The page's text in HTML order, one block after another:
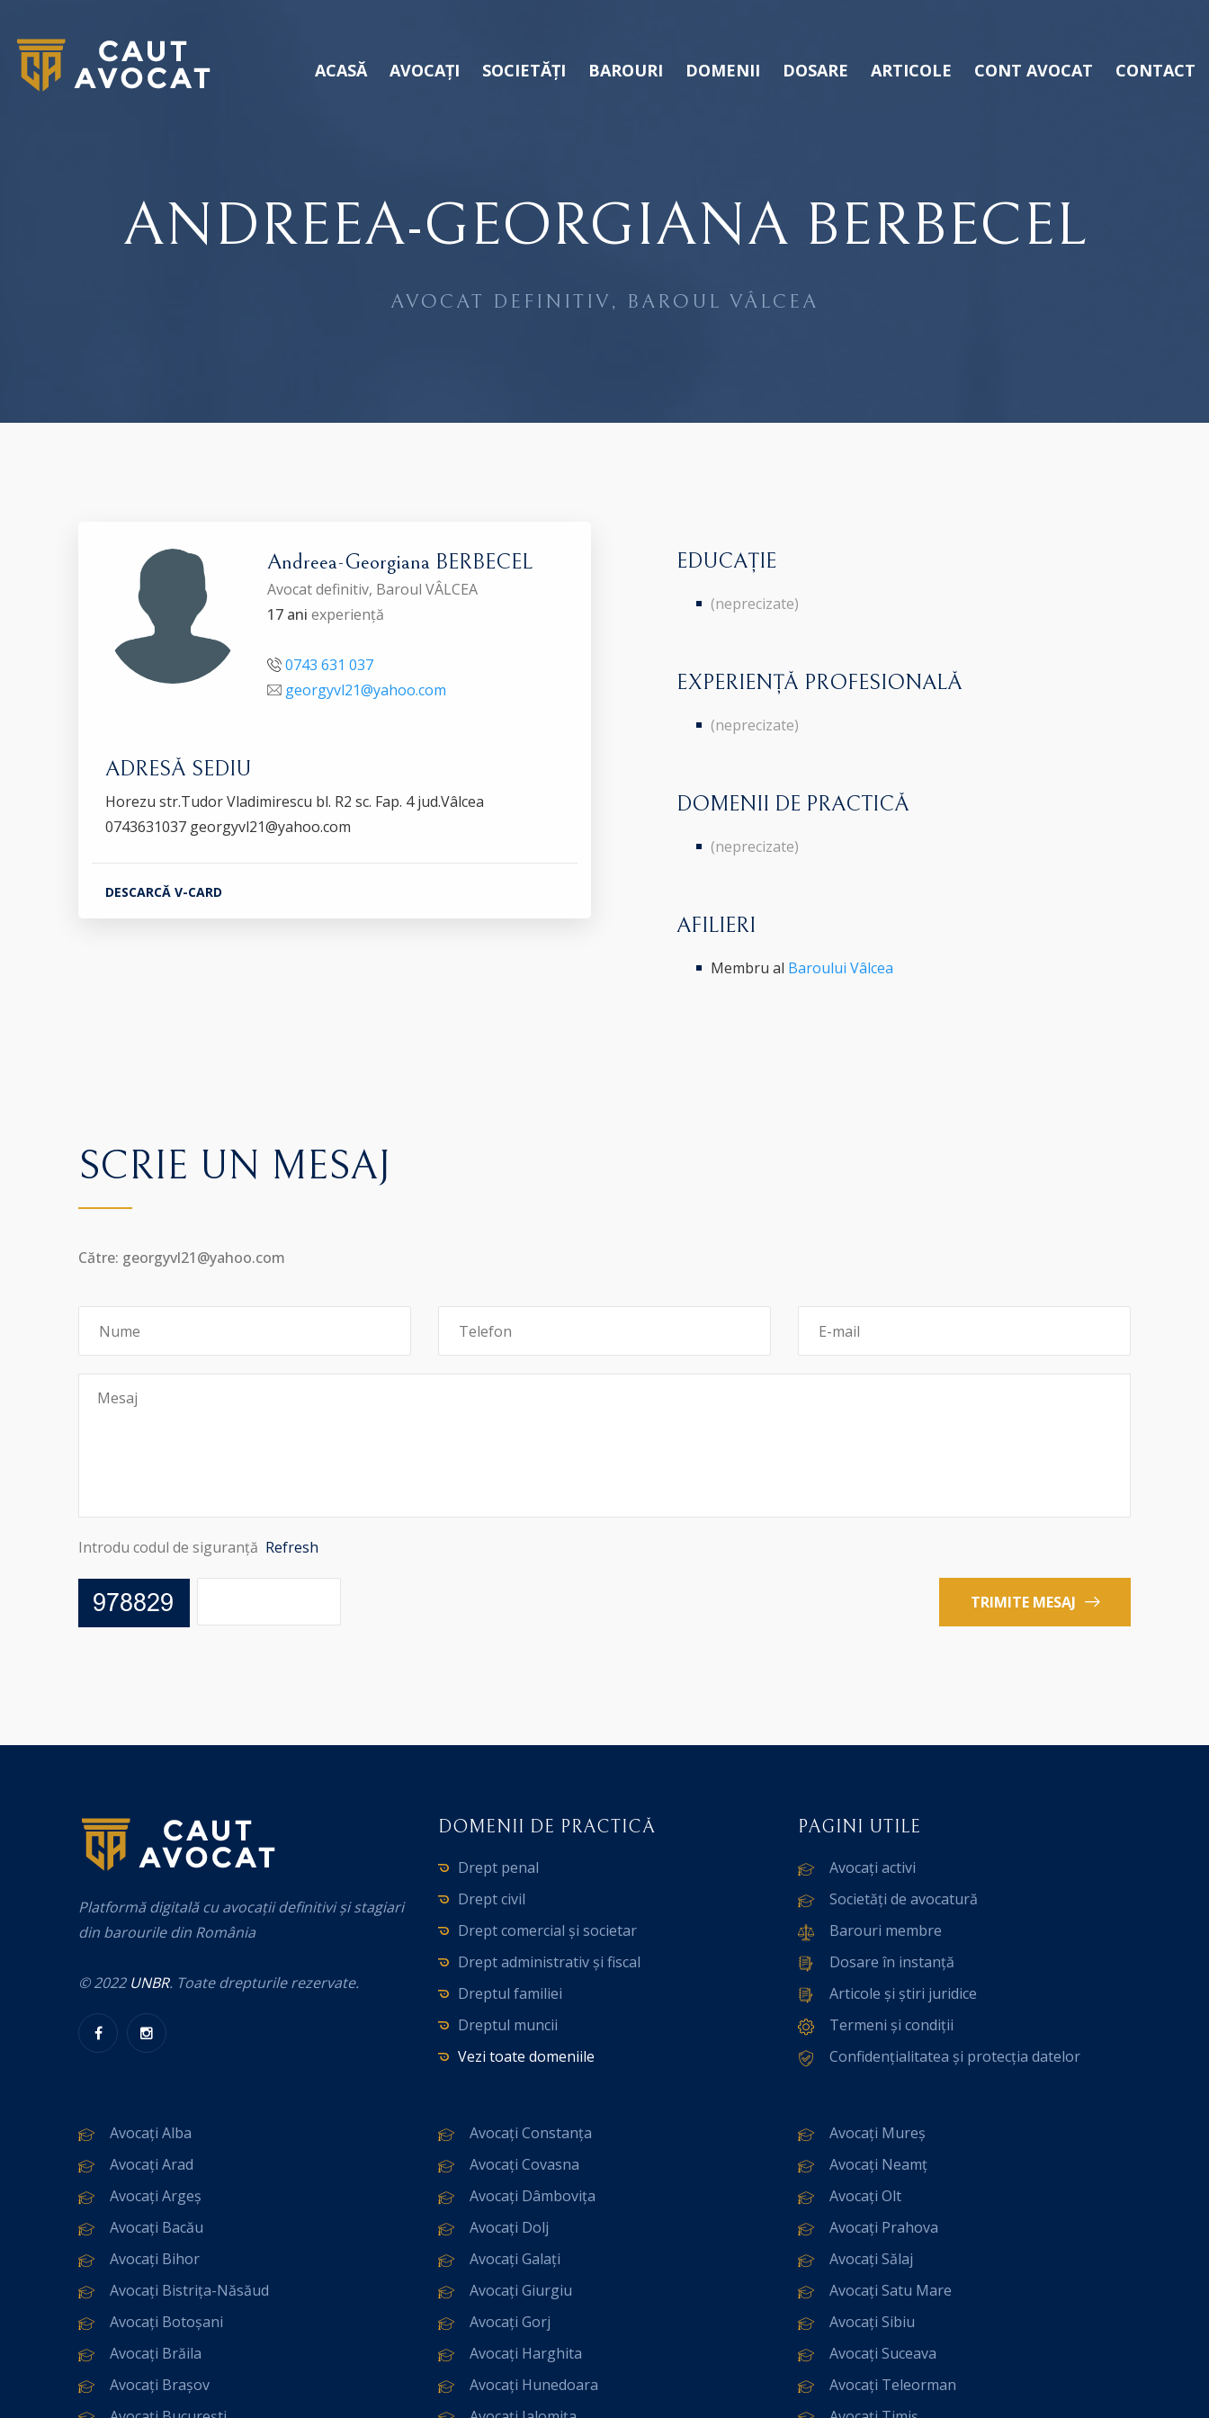
ACASĂ AVOCAȚI SOCIETĂȚI BAROURI DOMENII DOSARE ARTICOLE CONT AVOCAT CONTACT
ANDREEA-GEORGIANA BERBECEL
AVOCAT DEFINITIV, BAROUL VÂLCEA
Andreea-Georgiana BERBECEL
Avocat definitiv, Baroul VÂLCEA
17 ani experiență
0743 631 037
georgyvl21@yahoo.com
ADRESĂ SEDIU
Horezu str.Tudor Vladimirescu bl. R2 sc. Fap. 4 jud.Vâlcea
0743631037 georgyvl21@yahoo.com
DESCARCĂ V-CARD
EDUCAȚIE
(neprecizate)
EXPERIENȚĂ PROFESIONALĂ
(neprecizate)
DOMENII DE PRACTICĂ
(neprecizate)
AFILIERI
Membru al Baroului Vâlcea
SCRIE UN MESAJ
Către: georgyvl21@yahoo.com
Introdu codul de siguranță Refresh
TRIMITE MESAJ
Platformă digitală cu avocații definitivi și stagiari
din barourile din România
© 2022 UNBR. Toate drepturile rezervate.
DOMENII DE PRACTICĂ
Drept penal
Drept civil
Drept comercial și societar
Drept administrativ și fiscal
Dreptul familiei
Dreptul muncii
Vezi toate domeniile
PAGINI UTILE
Avocați activi
Societăți de avocatură
Barouri membre
Dosare în instanță
Articole și știri juridice
Termeni și condiții
Confidențialitatea și protecția datelor
Avocați Alba
Avocați Arad
Avocați Argeș
Avocați Bacău
Avocați Bihor
Avocați Bistrița-Năsăud
Avocați Botoșani
Avocați Brăila
Avocați Brașov
Avocați Constanța
Avocați Covasna
Avocați Dâmbovița
Avocați Dolj
Avocați Galați
Avocați Giurgiu
Avocați Gorj
Avocați Harghita
Avocați Hunedoara
Avocați Mureș
Avocați Neamț
Avocați Olt
Avocați Prahova
Avocați Sălaj
Avocați Satu Mare
Avocați Sibiu
Avocați Suceava
Avocați Teleorman